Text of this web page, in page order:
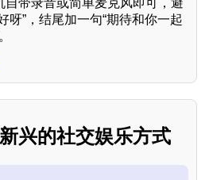
带录音或简单麦克风即可，避
呀”，结尾加一句“期待和你一起
兴的社交娱乐方式